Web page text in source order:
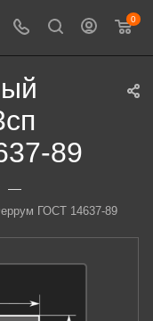
0
89
—
ГОСТ 14637-89